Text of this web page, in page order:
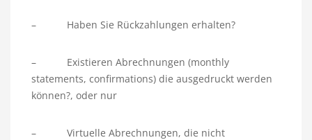
– Haben Sie Rückzahlungen erhalten?
– Existieren Abrechnungen (monthly
statements, confirmations) die ausgedruckt werden
können?, oder nur
– Virtuelle Abrechnungen, die nicht